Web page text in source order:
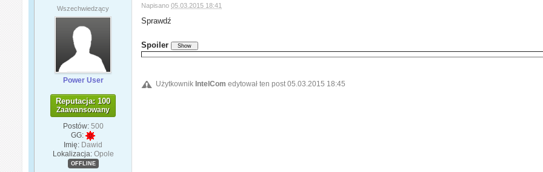
Wszechwiedzący
Power User
Reputacja: 100
Zaawansowany
Postów: 500
GG:
Imię: Dawid
Lokalizacja: Opole
OFFLINE
Napisano05.03.2015 18:41
Sprawdź
Spoiler
UżytkownikIntelCom edytował ten post 05.03.2015 18:45